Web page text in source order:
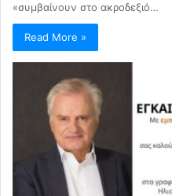
«συμβαίνουν στο ακροδεξιό…
Read More »